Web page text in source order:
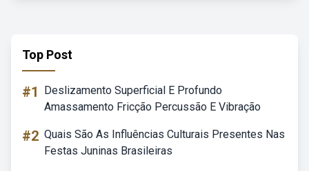
Top Post
#1
Deslizamento Superficial E Profundo
Amassamento Fricção Percussão E Vibração
#2 Quais São As Influências Culturais Presentes Nas
Festas Juninas Brasileiras